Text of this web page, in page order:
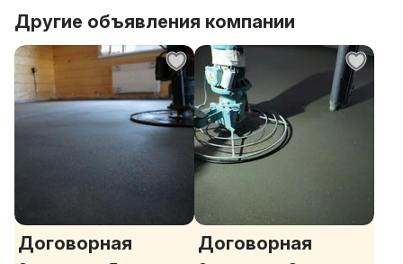
черновая стяжка, ремонт пола, без трещин,
бетонирование пола.
Другие объявления компании
Договорная Договорная